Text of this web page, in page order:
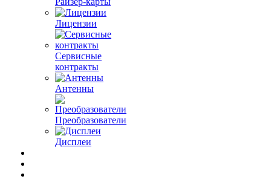
Лицензии
Сервисные
контракты
Антенны
Преобразователи
Дисплеи